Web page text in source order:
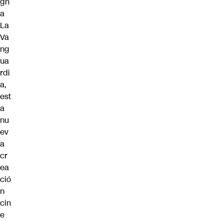
a
La
Va
ng
ua
rdi
a,
est
a
nu
ev
a
cr
ea
ció
n
cin
e